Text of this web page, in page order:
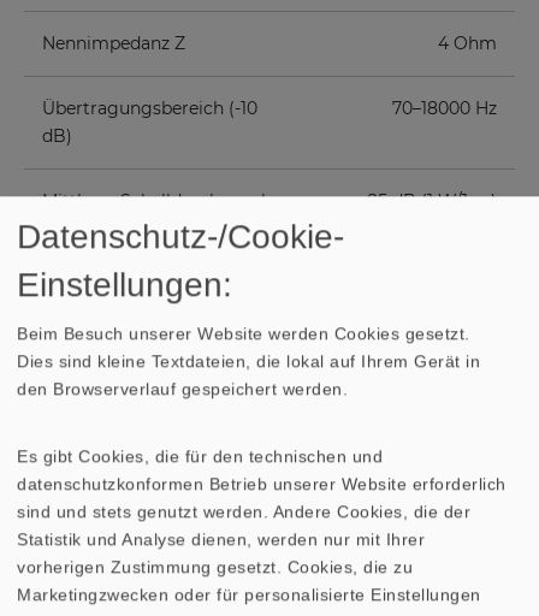
Nennimpedanz Z 4 Ohm
Übertragungsbereich (-10
dB)
70–18000 Hz
Mittlerer Schalldruckpegel 85 dB (1 W/1 m)
Grenzauslenkung +/−2,5 mm
Resonanzfrequenz fs
Magnetische Induktion
Magnetischer Fluss
Obere Polplattenhöhe 3 mm
Datenschutz-/Cookie-
Einstellungen:
Beim Besuch unserer Website werden Cookies gesetzt.
Dies sind kleine Textdateien, die lokal auf Ihrem Gerät in
den Browserverlauf gespeichert werden.
Es gibt Cookies, die für den technischen und
datenschutzkonformen Betrieb unserer Website erforderlich
sind und stets genutzt werden. Andere Cookies, die der
Statistik und Analyse dienen, werden nur mit Ihrer
vorherigen Zustimmung gesetzt. Cookies, die zu
Marketingzwecken oder für personalisierte Einstellungen